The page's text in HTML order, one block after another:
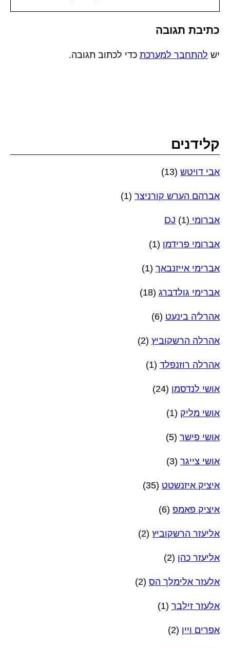
כתיבת תגובה
יש להתחבר למערכת כדי לכתוב תגובה.
קלידנים
אבי דויטש (13)
אברהם הערש קורניצר (1)
אברומי DJ (1)
אברומי פרידמן (1)
אברימי אייזנבאך (1)
אברימי גולדברג (18)
אהרל'ה בינעט (6)
אהרלה הרשקוביץ (2)
אהרלה רוזנפלד (1)
אושי לנדסמן (24)
אושי מליק (1)
אושי פישר (5)
אושי צייגר (3)
איציק איזנשטט (35)
איציק פאמפ (6)
אליעזר הרשקוביץ (2)
אליעזר כהן (2)
אלעזר אלימלך הס (2)
אלעזר זילבר (1)
אפרים ויין (2)